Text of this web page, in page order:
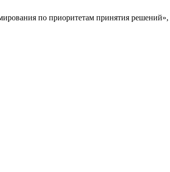
по приоритетам принятия решений»,